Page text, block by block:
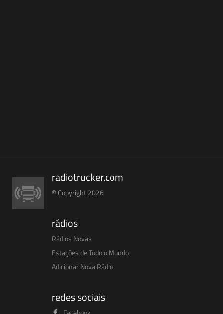
radiotrucker.com
© Copyright 2026
rádios
Rádios Novas
Estações de Todo o Mundo
Adicionar Nova Rádio
redes sociais